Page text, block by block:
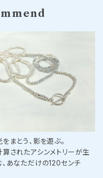
をまとう、影を遊ぶ。
算されたアシンメトリーが生
、あなただけの120センチ